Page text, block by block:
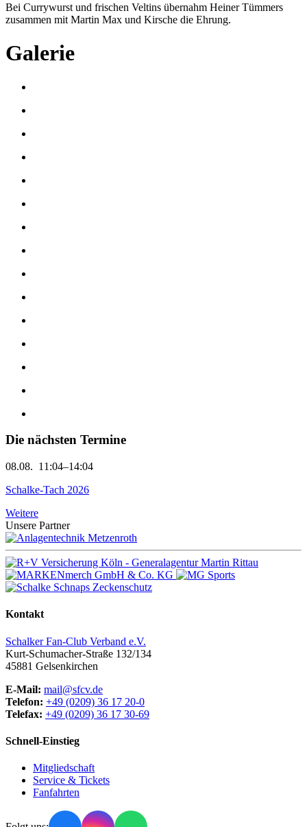
Bei Currywurst und frischen Veltins übernahm Heiner Tümmers
zusammen mit Martin Max und Kirsche die Ehrung.
Galerie
Die nächsten Termine
08.08. 11:04–14:04
Schalke-Tach 2026
Weitere
Unsere Partner
Kontakt
Schalker Fan-Club Verband e.V.
Kurt-Schumacher-Straße 132/134
45881 Gelsenkirchen
E-Mail: mail@sfcv.de
Telefon: +49 (0209) 36 17 20-0
Telefax: +49 (0209) 36 17 30-69
Schnell-Einstieg
Mitgliedschaft
Service & Tickets
Fanfahrten